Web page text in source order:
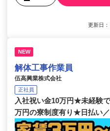
更新日
NEW
解体工事作業員
伍高興業株式会社
正社員
入社祝い金10万円★未経験
万円の寮制度有り★日払い